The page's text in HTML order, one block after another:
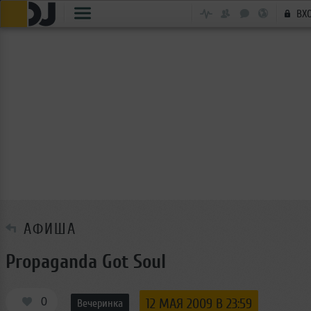
АФИША
Propaganda Got Soul
0 Вечеринка 12 МАЯ 2009 В 23:59